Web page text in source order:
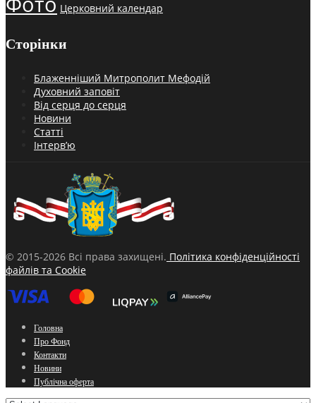
Церковний календар
Сторінки
Блаженніший Митрополит Мефодій
Духовний заповіт
Від серця до серця
Новини
Статті
Інтерв’ю
© 2015-2026 Всі права захищені. Політика конфіденційності
файлів та Cookie
Головна
Про Фонд
Контакти
Новини
Публічна оферта